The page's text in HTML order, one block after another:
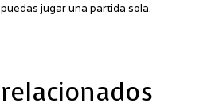
jugar una partida sola.